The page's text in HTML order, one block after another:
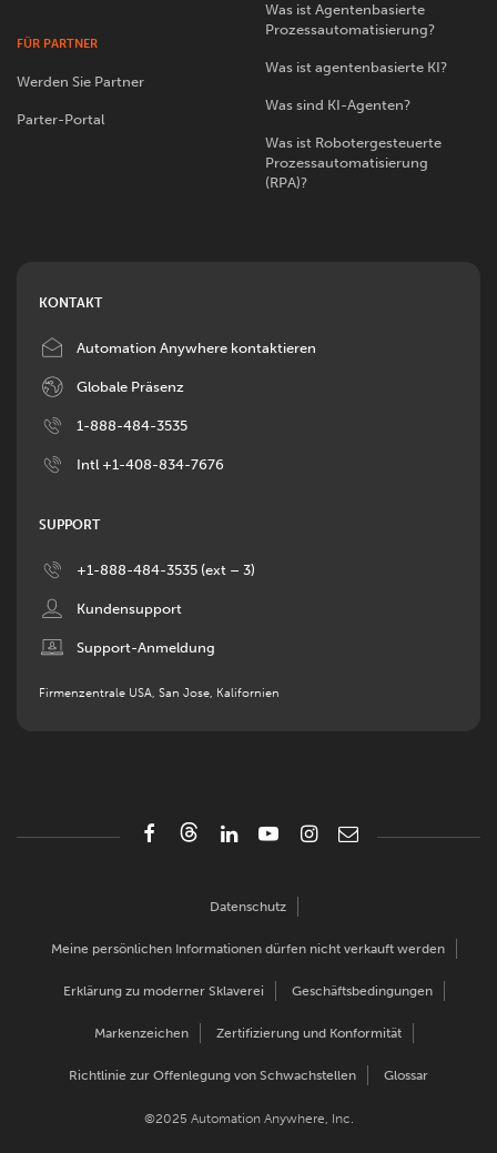
FÜR PARTNER
Werden Sie Partner
Parter-Portal
Was ist Agentenbasierte
Prozessautomatisierung?
Was ist agentenbasierte KI?
Was sind KI-Agenten?
Was ist Robotergesteuerte
Prozessautomatisierung
(RPA)?
KONTAKT
ImageAutomation Anywhere kontaktieren
ImageGlobale Präsenz
Image1-888-484-3535
ImageIntl +1-408-834-7676
SUPPORT
Image +1-888-484-3535 (ext – 3)
ImageKundensupport
ImageSupport-Anmeldung
Firmenzentrale USA, San Jose, Kalifornien
Datenschutz
Meine persönlichen Informationen dürfen nicht verkauft werden
Erklärung zu moderner Sklaverei Geschäftsbedingungen
Markenzeichen Zertifizierung und Konformität
Richtlinie zur Offenlegung von Schwachstellen Glossar
©2025 Automation Anywhere, Inc.